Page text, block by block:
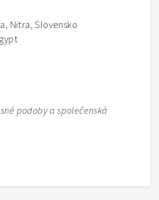
Nitra, Slovensko
podoby a společenská